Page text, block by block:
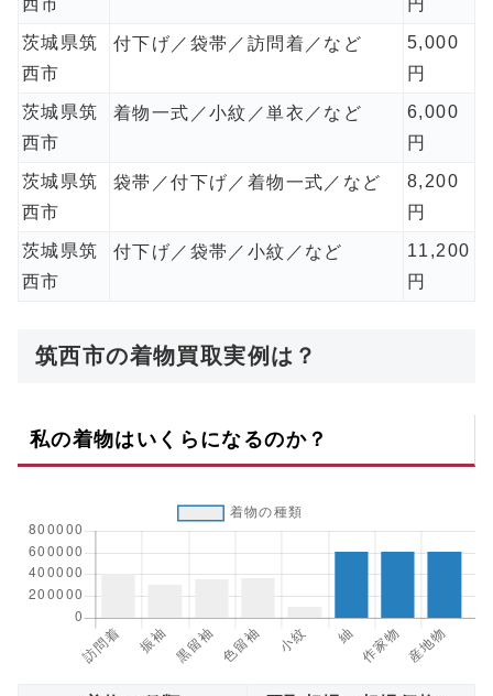
茨城県筑
西市
付下げ／袋帯／訪問着／など
5,000
円
茨城県筑
西市
着物一式／小紋／単衣／など
6,000
円
茨城県筑
西市
袋帯／付下げ／着物一式／など
8,200
円
茨城県筑
西市
付下げ／袋帯／小紋／など
11,200
円
筑西市の着物買取実例は？
私の着物はいくらになるのか？